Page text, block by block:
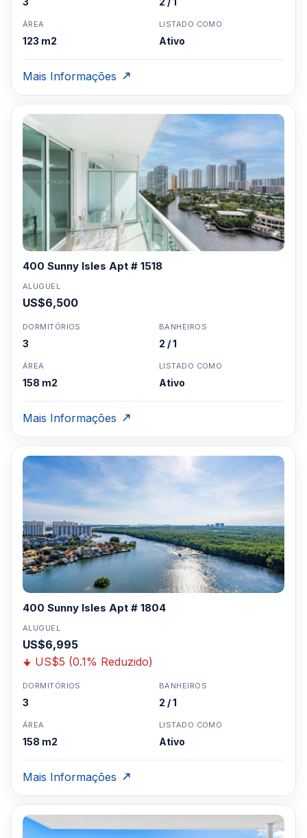
ÁREA
123 m2
LISTADO COMO
Ativo
Mais Informações
400 Sunny Isles Apt # 1518
ALUGUEL
US$6,500
DORMITÓRIOS
3
BANHEIROS
2 / 1
ÁREA
158 m2
LISTADO COMO
Ativo
Mais Informações
400 Sunny Isles Apt # 1804
ALUGUEL
US$6,995
US$5 (0.1% Reduzido)
DORMITÓRIOS
3
BANHEIROS
2 / 1
ÁREA
158 m2
LISTADO COMO
Ativo
Mais Informações